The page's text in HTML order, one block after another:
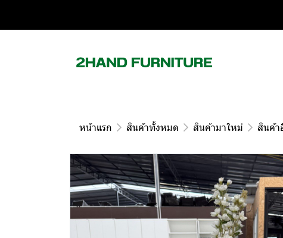
หน้าแรก สินค้าทั้งหมด สินค้ามาใหม่ สินค้า